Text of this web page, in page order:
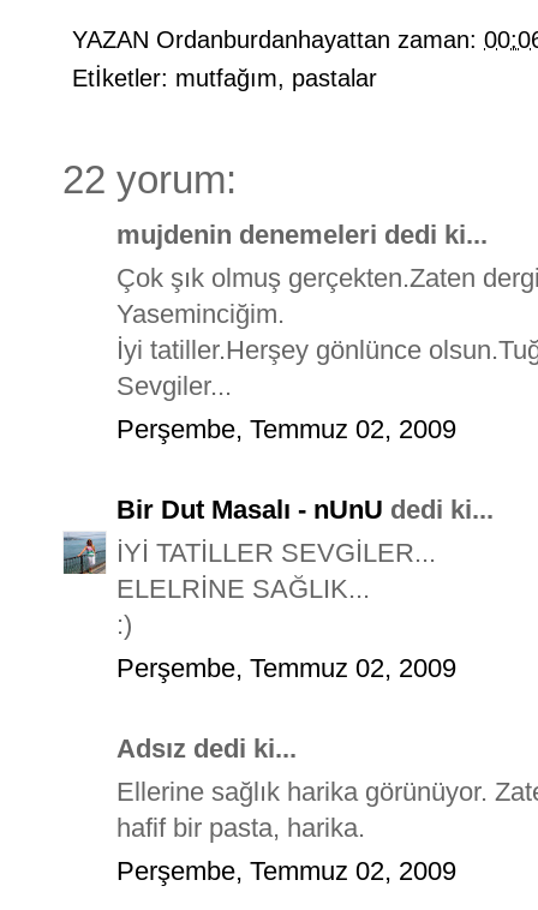
YAZAN Ordanburdanhayattan zaman:
Etİketler: mutfağım, pastalar
22 yorum:
mujdenin denemeleri dedi ki...
Çok şık olmuş gerçekten.Zaten
Yaseminciğim.
İyi tatiller.Herşey gönlünce
Sevgiler...
Perşembe, Temmuz 02, 2009
Bir Dut Masalı - nUnU dedi ki...
İYİ TATİLLER SEVGİLER...
ELELRİNE SAĞLIK...
:)
Perşembe, Temmuz 02, 2009
Adsız dedi ki...
Ellerine sağlık harika görünüyor.
hafif bir pasta, harika.
Perşembe, Temmuz 02, 2009